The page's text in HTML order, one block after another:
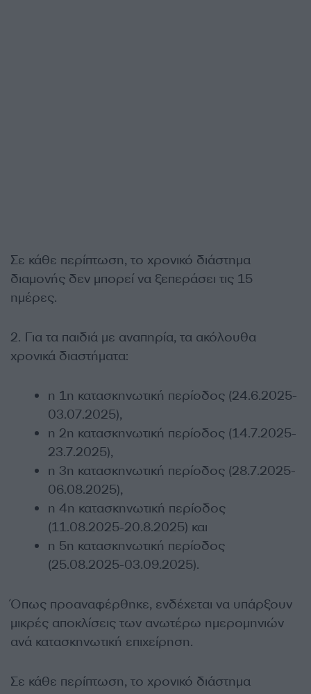
Σε κάθε περίπτωση, το χρονικό διάστημα
διαμονής δεν μπορεί να ξεπεράσει τις 15
ημέρες.
2. Για τα παιδιά με αναπηρία, τα ακόλουθα
χρονικά διαστήματα:
η 1η κατασκηνωτική περίοδος (24.6.2025-
03.07.2025),
η 2η κατασκηνωτική περίοδος (14.7.2025-
23.7.2025),
η 3η κατασκηνωτική περίοδος (28.7.2025-
06.08.2025),
η 4η κατασκηνωτική περίοδος
(11.08.2025-20.8.2025) και
η 5η κατασκηνωτική περίοδος
(25.08.2025-03.09.2025).
Όπως προαναφέρθηκε, ενδέχεται να υπάρξουν
μικρές αποκλίσεις των ανωτέρω ημερομηνιών
ανά κατασκηνωτική επιχείρηση.
Σε κάθε περίπτωση, το χρονικό διάστημα